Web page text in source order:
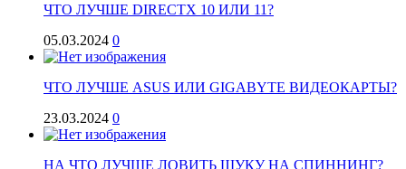
ЧТО ЛУЧШЕ DIRECTX 10 ИЛИ 11?
05.03.2024 0
ЧТО ЛУЧШЕ ASUS ИЛИ GIGABYTE ВИДЕОКАРТЫ?
23.03.2024 0
НА ЧТО ЛУЧШЕ ЛОВИТЬ ЩУКУ НА СПИННИНГ?